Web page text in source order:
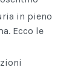
in pieno
Ecco le